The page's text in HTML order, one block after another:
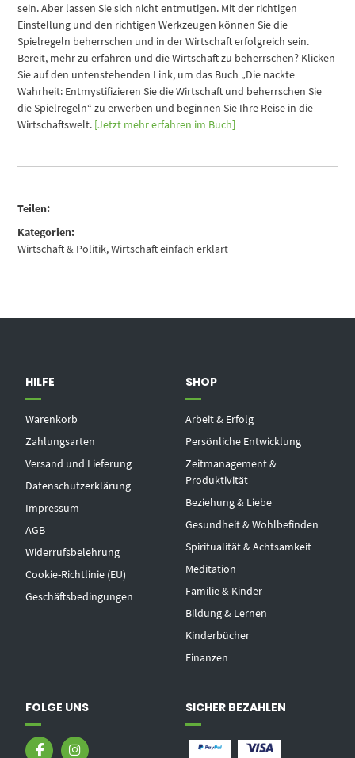
sein. Aber lassen Sie sich nicht entmutigen. Mit der richtigen
Einstellung und den richtigen Werkzeugen können Sie die
Spielregeln beherrschen und in der Wirtschaft erfolgreich sein.
Bereit, mehr zu erfahren und die Wirtschaft zu beherrschen? Klicken
Sie auf den untenstehenden Link, um das Buch „Die nackte
Wahrheit: Entmystifizieren Sie die Wirtschaft und beherrschen Sie
die Spielregeln“ zu erwerben und beginnen Sie Ihre Reise in die
Wirtschaftswelt. [Jetzt mehr erfahren im Buch]
Teilen:
Kategorien:
Wirtschaft & Politik,Wirtschaft einfach erklärt
HILFE
Warenkorb
Zahlungsarten
Versand und Lieferung
Datenschutzerklärung
Impressum
AGB
Widerrufsbelehrung
Cookie-Richtlinie (EU)
Geschäftsbedingungen
SHOP
Arbeit & Erfolg
Persönliche Entwicklung
Zeitmanagement &
Produktivität
Beziehung & Liebe
Gesundheit & Wohlbefinden
Spiritualität & Achtsamkeit
Meditation
Familie & Kinder
Bildung & Lernen
Kinderbücher
Finanzen
FOLGE UNS SICHER BEZAHLEN